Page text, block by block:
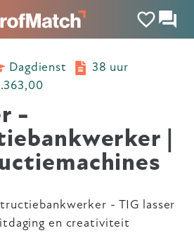
Dagdienst
38 uur
-
|
- TIG lasser
en creativiteit